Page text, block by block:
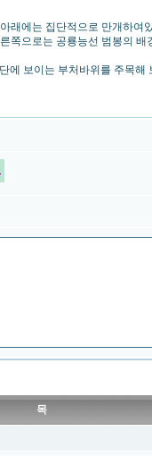
래에는 집단적으로 만개하여
쪽으로는 공룡능선 범봉의 배
에 보이는 부처바위를 주목
목